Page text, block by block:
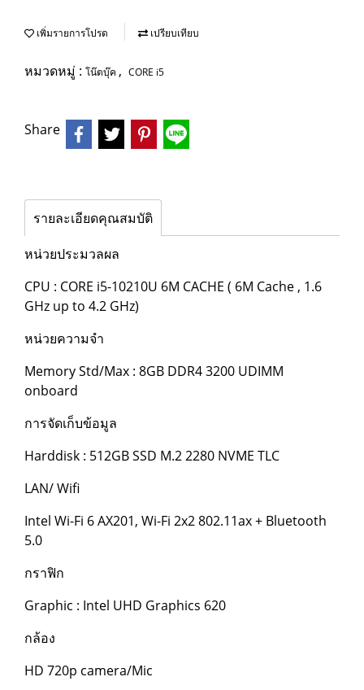
เพิ่มรายการโปรด เปรียบเทียบ
หมวดหมู่ : โน๊ตบุ๊ค , CORE i5
Share
รายละเอียดคุณสมบัติ
หน่วยประมวลผล
CPU : CORE i5-10210U 6M CACHE ( 6M Cache , 1.6
GHz up to 4.2 GHz)
หน่วยความจำ
Memory Std/Max : 8GB DDR4 3200 UDIMM
onboard
การจัดเก็บข้อมูล
Harddisk : 512GB SSD M.2 2280 NVME TLC
LAN/ Wifi
Intel Wi-Fi 6 AX201, Wi-Fi 2x2 802.11ax + Bluetooth
5.0
กราฟิก
Graphic : Intel UHD Graphics 620
กล้อง
HD 720p camera/Mic